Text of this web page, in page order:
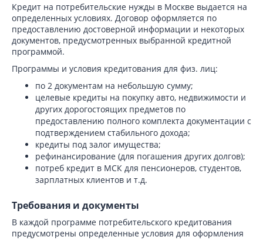
Кредит на потребительские нужды в Москве выдается на
определенных условиях. Договор оформляется по
предоставлению достоверной информации и некоторых
документов, предусмотренных выбранной кредитной
программой.
Программы и условия кредитования для физ. лиц:
по 2 документам на небольшую сумму;
целевые кредиты на покупку авто, недвижимости и
других дорогостоящих предметов по
предоставлению полного комплекта документации с
подтверждением стабильного дохода;
кредиты под залог имущества;
рефинансирование (для погашения других долгов);
потреб кредит в МСК для пенсионеров, студентов,
зарплатных клиентов и т.д.
Требования и документы
В каждой программе потребительского кредитования
предусмотрены определенные условия для оформления